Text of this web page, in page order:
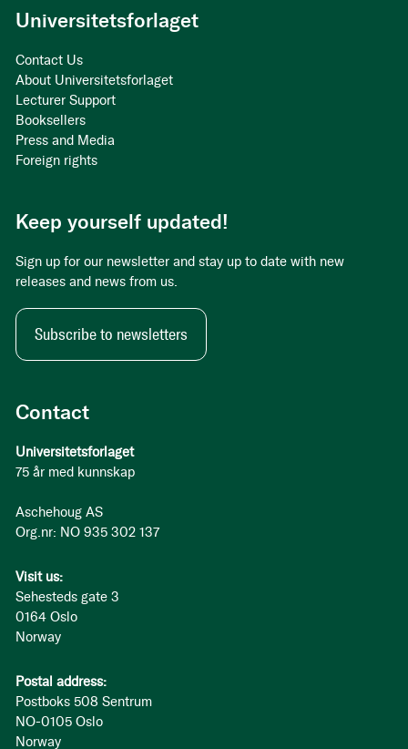
Contact
Universitetsforlaget
75 år med kunnskap
Aschehoug AS
Org.nr: NO 935 302 137
Visit us:
Sehesteds gate 3
0164 Oslo
Norway
Postal address:
Postboks 508 Sentrum
NO-0105 Oslo
Norway
Universitetsforlaget
Contact Us
About Universitetsforlaget
Lecturer Support
Booksellers
Press and Media
Foreign rights
Keep yourself updated!
Sign up for our newsletter and stay up to date with new
releases and news from us.
Subscribe to newsletters